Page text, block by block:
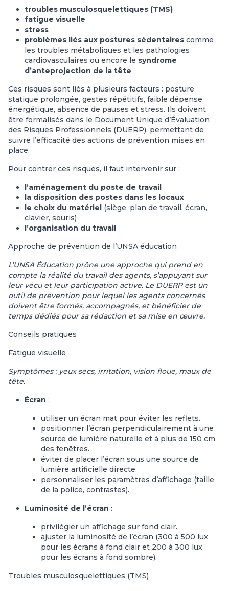
troubles musculosquelettiques (TMS)
fatigue visuelle
stress
problèmes liés aux postures sédentaires comme
les troubles métaboliques et les pathologies
cardiovasculaires ou encore le syndrome
d’anteprojection de la tête
Ces risques sont liés à plusieurs facteurs : posture
statique prolongée, gestes répétitifs, faible dépense
énergétique, absence de pauses et stress. Ils doivent
être formalisés dans le Document Unique d’Évaluation
des Risques Professionnels (DUERP), permettant de
suivre l’efficacité des actions de prévention mises en
place.
Pour contrer ces risques, il faut intervenir sur :
l’aménagement du poste de travail
la disposition des postes dans les locaux
le choix du matériel (siège, plan de travail, écran,
clavier, souris)
l’organisation du travail
Approche de prévention de l’UNSA éducation
L’UNSA Éducation prône une approche qui prend en
compte la réalité du travail des agents, s’appuyant sur
leur vécu et leur participation active. Le DUERP est un
outil de prévention pour lequel les agents concernés
doivent être formés, accompagnés, et bénéficier de
temps dédiés pour sa rédaction et sa mise en œuvre.
Conseils pratiques
Fatigue visuelle
Symptômes : yeux secs, irritation, vision floue, maux de
tête.
Écran :
utiliser un écran mat pour éviter les reflets.
positionner l’écran perpendiculairement à une
source de lumière naturelle et à plus de 150 cm
des fenêtres.
éviter de placer l’écran sous une source de
lumière artificielle directe.
personnaliser les paramètres d’affichage (taille
de la police, contrastes).
Luminosité de l’écran :
privilégier un affichage sur fond clair.
ajuster la luminosité de l’écran (300 à 500 lux
pour les écrans à fond clair et 200 à 300 lux
pour les écrans à fond sombre).
Troubles musculosquelettiques (TMS)